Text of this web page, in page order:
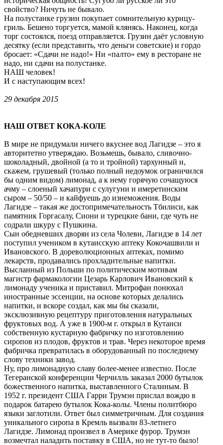
свойство? Ничуть не бывало.
На полустанке грузин покупает сомнительную курицу-
гриль. Бешено торгуется, мамой клянясь. Наконец, когда
торг состоялся, поезд отправляется. Грузин даёт условную
десятку (если представить, что деньги советские) и гордо
бросает: «Сдачи не надо!» Ни «палто» ему в ресторане не
надо, ни сдачи на полустанке.
НАШ человек!
И с наступающим всех!
29 декабря 2015
НАШ ОТВЕТ КОКА-КОЛЕ
В мире не придумали ничего вкуснее вод Лагидзе – это я
авторитетно утверждаю. Возьмешь, бывало, сливочно-
шоколадный, двойной (а то и тройной) тархунный и,
скажем, грушевый (только полный недоумок ограничился
бы одним видом) лимонад, а к нему горячую сочащуюся
ачму – слоеный хачапури с сулугуни и имеретинским
сыром – 50/50 – и кайфуешь до изнеможения. Воды
Лагидзе – такая же достопримечательность Тбилиси, как
памятник Горгасалу, Сиони и турецкие бани, где чуть не
содрали шкуру с Пушкина.
Сын обедневших дворян из села Чолеви, Лагидзе в 14 лет
поступил учеником в кутаисскую аптеку Кокочашвили и
Ивановского. В дореволюционных аптеках, помимо
лекарств, продавались прохладительные напитки.
Высланный из Польши по политическим мотивам
магистр фармакологии Цезарь Карлович Ивановский к
лимонаду ученика и приставил. Митрофан понюхал
иностранные эссенции, на основе которых делались
напитки, и вскоре создал, как мы бы сказали,
эксклюзивную рецептуру приготовления натуральных
фруктовых вод. А уже в 1900-м г. открыл в Кутаиси
собственную кустарную фабричку по изготовлению
сиропов из плодов, фруктов и трав. Через некоторое время
фабричка превратилась в оборудованный по последнему
слову техники завод.
Ну, про лимонадную славу более-менее известно. После
Тегеранской конференции Черчилль заказал 2000 бутылок
божественного напитка, выставленного Сталиным. В
1952 г. президент США Гарри Трумэн прислал вождю в
подарок батарею бутылок Кока-колы. Члены политбюро
языки заглотили. Ответ был симметричным. Для создания
уникального сиропа в Кремль вызвали 83-летнего
Лагидзе. Лимонад произвел в Америке фурор. Трумэн
возмечтал наладить поставку в США, но не тут-то было!